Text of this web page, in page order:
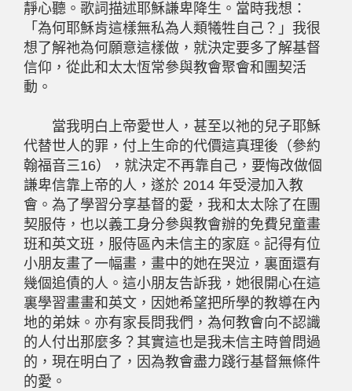
靜心聽。歌詞描述耶穌謙卑降生。當時我想：
「為何耶穌肯這樣無私為人類犧牲自己？」我很
想了解祂為何願意這樣做，就決定要多了解基督
信仰，從此和太太恆常參與教會聚會和團契活
動。
當我明白上帝愛世人，甚至以祂的兒子耶穌
代替世人的罪，付上生命的代價這真理後（參約
翰福音三16），就決定不再靠自己，要悔改做個
謙卑信靠上帝的人，遂於 2014 年受浸加入教
會。為了學習分享基督的愛，我和太太除了在團
契服侍，也以義工身分參與教會辦的免費兒童畫
班和英文班，服侍區內未信主的家庭。記得有位
小朋友畫了一幅畫，畫中的她在哭泣，裏面還有
幾個追債的人。這小朋友告訴我，她很開心在這
裏學習畫畫和英文，因她希望把所學的教導在內
地的弟妹。亦有家長問我們，為何教會向不認識
的人付出那麼多？其實這也是我未信主時曾問過
的，現在明白了，因為教會盡力踐行基督無條件
的愛。